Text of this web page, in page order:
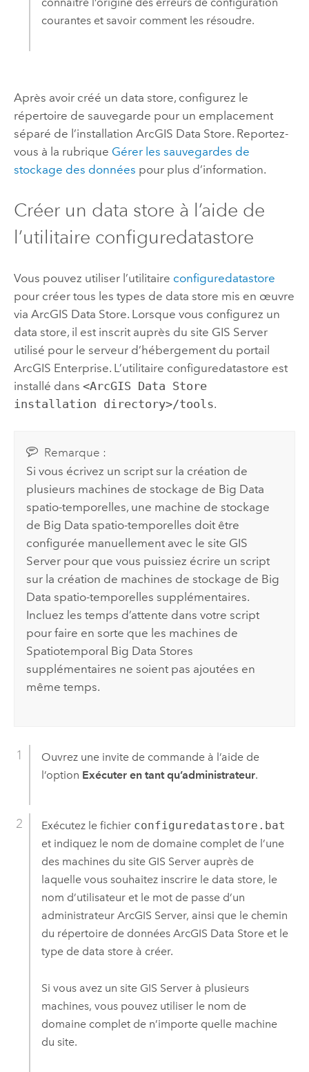
connaître l’origine des erreurs de configuration
courantes et savoir comment les résoudre.
Après avoir créé un data store, configurez le
répertoire de sauvegarde pour un emplacement
séparé de l’installation ArcGIS Data Store. Reportez-
vous à la rubrique Gérer les sauvegardes de
stockage des données pour plus d’information.
Créer un data store à l’aide de
l’utilitaire configuredatastore
Vous pouvez utiliser l’utilitaire configuredatastore
pour créer tous les types de data store mis en œuvre
via ArcGIS Data Store. Lorsque vous configurez un
data store, il est inscrit auprès du site GIS Server
utilisé pour le serveur d’hébergement du portail
ArcGIS Enterprise. L’utilitaire configuredatastore est
installé dans <ArcGIS Data Store
installation directory>/tools.
Remarque :
Si vous écrivez un script sur la création de
plusieurs machines de stockage de Big Data
spatio-temporelles, une machine de stockage
de Big Data spatio-temporelles doit être
configurée manuellement avec le site GIS
Server pour que vous puissiez écrire un script
sur la création de machines de stockage de Big
Data spatio-temporelles supplémentaires.
Incluez les temps d’attente dans votre script
pour faire en sorte que les machines de
Spatiotemporal Big Data Stores
supplémentaires ne soient pas ajoutées en
même temps.
Ouvrez une invite de commande à l’aide de
l’option Exécuter en tant qu’administrateur.
Exécutez le fichier configuredatastore.bat
et indiquez le nom de domaine complet de l’une
des machines du site GIS Serverauprès de
laquelle vous souhaitez inscrire le data store, le
nom d’utilisateur et le mot de passe d’un
administrateur ArcGIS Server, ainsi que le chemin
du répertoire de données ArcGIS Data Storeet le
type de data store à créer.
Si vous avez un site GIS Serverà plusieurs
machines, vous pouvez utiliser le nom de
domaine complet de n’importe quelle machine
du site.